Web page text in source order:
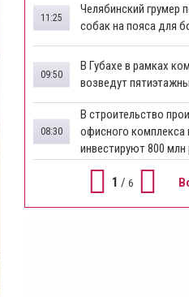
Челябинский грумер
собак на пояса для
11:25
В Губахе в рамках
возведут
09:50
​В строительство
офисного комплекса
инвестируют 800 млн
08:30
1 / 6